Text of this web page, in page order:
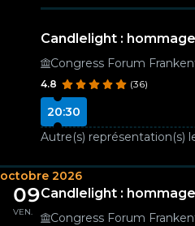
Candlelight :
Congress Forum
4.8 (36)
20:30
Autre(s) représentation(s)
octobre 2026
09
VEN.
Candlelight :
Congress Forum